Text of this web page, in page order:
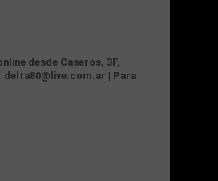
desde Caseros, 3F,
delta80@live.com.ar | Para